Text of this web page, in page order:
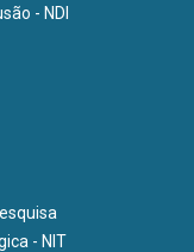
- NDI
- NIT